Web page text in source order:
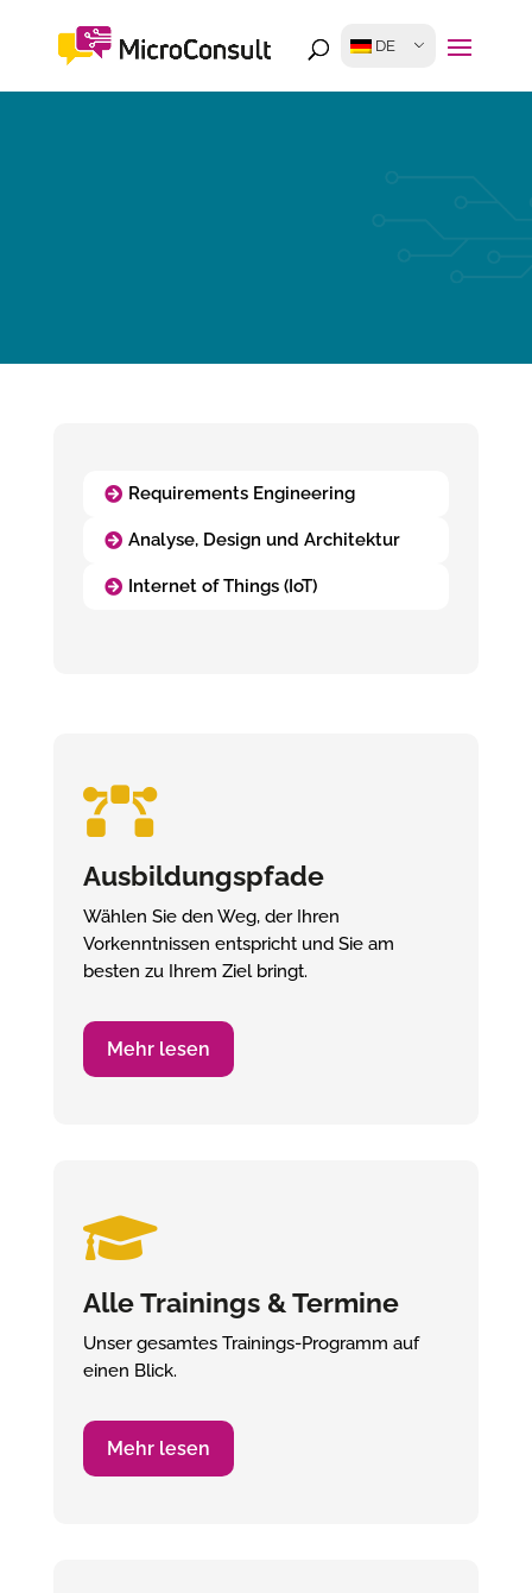
DE
Requirements Engineering
Analyse, Design und Architektur
Internet of Things (IoT)

Ausbildungspfade
Wählen Sie den Weg, der Ihren
Vorkenntnissen entspricht und Sie am
besten zu Ihrem Ziel bringt.
Mehr lesen

Alle Trainings & Termine
Unser gesamtes Trainings-Programm auf
einen Blick.
Mehr lesen